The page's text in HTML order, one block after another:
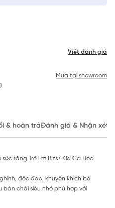
Viết đánh giá
Mua tại showroom
& hoàn trảĐánh giá & Nhận xét
răng Trẻ Em Bizs+ Kid Cá Heo
độc đáo, khuyến khích bé
chải siêu nhỏ phù hợp với